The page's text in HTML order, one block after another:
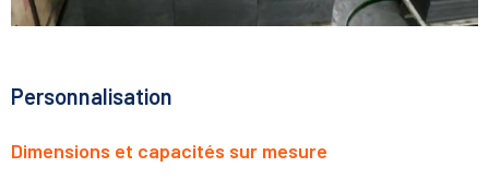
Personnalisation
Dimensions et capacités sur mesure